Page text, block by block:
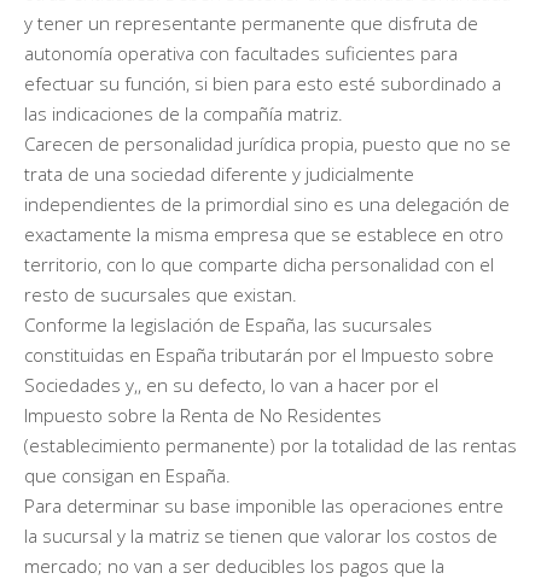
y tener un representante permanente que disfruta de
autonomía operativa con facultades suficientes para
efectuar su función, si bien para esto esté subordinado a
las indicaciones de la compañía matriz.
Carecen de personalidad jurídica propia, puesto que no se
trata de una sociedad diferente y judicialmente
independientes de la primordial sino es una delegación de
exactamente la misma empresa que se establece en otro
territorio, con lo que comparte dicha personalidad con el
resto de sucursales que existan.
Conforme la legislación de España, las sucursales
constituidas en España tributarán por el Impuesto sobre
Sociedades y,, en su defecto, lo van a hacer por el
Impuesto sobre la Renta de No Residentes
(establecimiento permanente) por la totalidad de las rentas
que consigan en España.
Para determinar su base imponible las operaciones entre
la sucursal y la matriz se tienen que valorar los costos de
mercado; no van a ser deducibles los pagos que la